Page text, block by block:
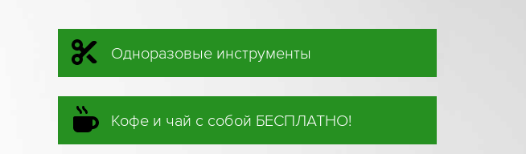
Одноразовые инструменты
Кофе и чай с собой БЕСПЛАТНО!